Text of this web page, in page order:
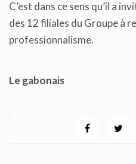
C’est dans ce sens qu’il a
des 12 filiales du Groupe à
professionnalisme.
Le gabonais